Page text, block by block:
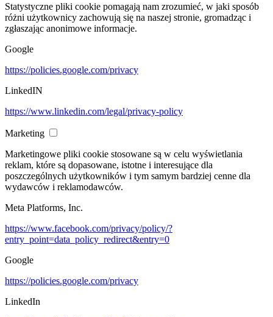
Statystyczne pliki cookie pomagają nam zrozumieć, w jaki sposób
różni użytkownicy zachowują się na naszej stronie, gromadząc i
zgłaszając anonimowe informacje.
Google
https://policies.google.com/privacy
LinkedIN
https://www.linkedin.com/legal/privacy-policy
Marketing
Marketingowe pliki cookie stosowane są w celu wyświetlania
reklam, które są dopasowane, istotne i interesujące dla
poszczególnych użytkowników i tym samym bardziej cenne dla
wydawców i reklamodawców.
Meta Platforms, Inc.
https://www.facebook.com/privacy/policy/?
entry_point=data_policy_redirect&entry=0
Google
https://policies.google.com/privacy
LinkedIn